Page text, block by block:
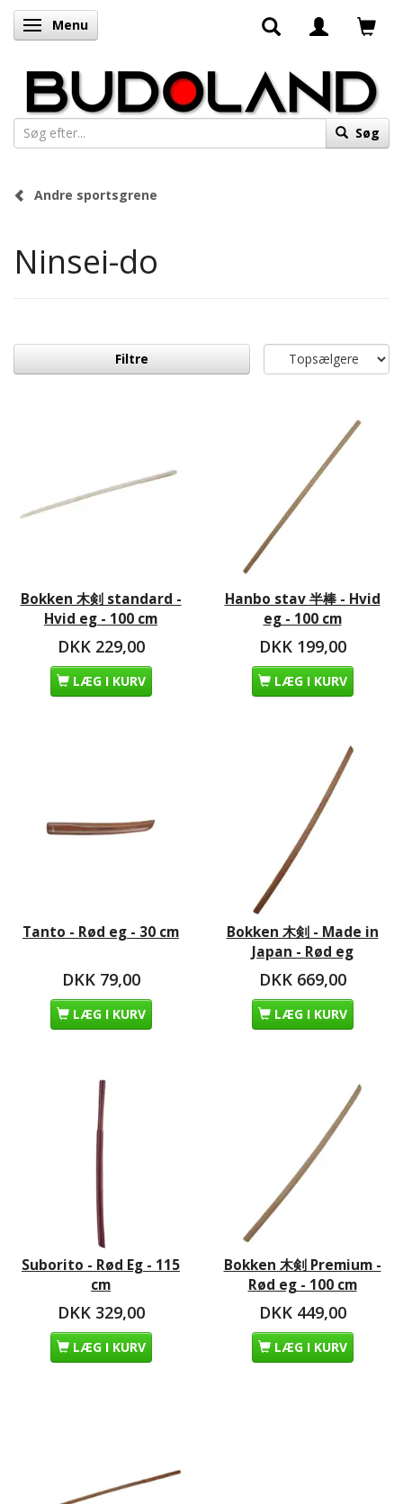
Skifte navigation
Menu
Søg
Andre sportsgrene
Ninsei-do
Filtre
Bokken 木剣 standard -
Hvid eg - 100 cm
DKK 229,00
LÆG I KURV
Hanbo stav 半棒 - Hvid
eg - 100 cm
DKK 199,00
LÆG I KURV
Tanto - Rød eg - 30 cm
DKK 79,00
LÆG I KURV
Bokken 木剣 - Made in
Japan - Rød eg
DKK 669,00
LÆG I KURV
Suborito - Rød Eg - 115
cm
DKK 329,00
LÆG I KURV
Bokken 木剣 Premium -
Rød eg - 100 cm
DKK 449,00
LÆG I KURV